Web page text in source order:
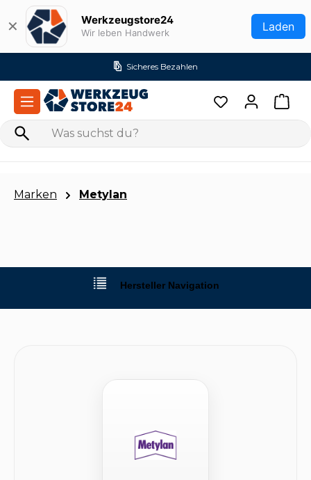
Zum Hauptinhalt springen
✕ Werkzeugstore24
Wir leben Handwerk Laden
Sicheres Bezahlen
Marken Metylan
Hersteller Navigation